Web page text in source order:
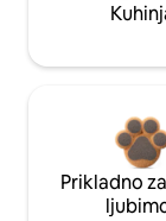
Prikladno